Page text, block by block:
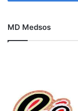
MD Medsos